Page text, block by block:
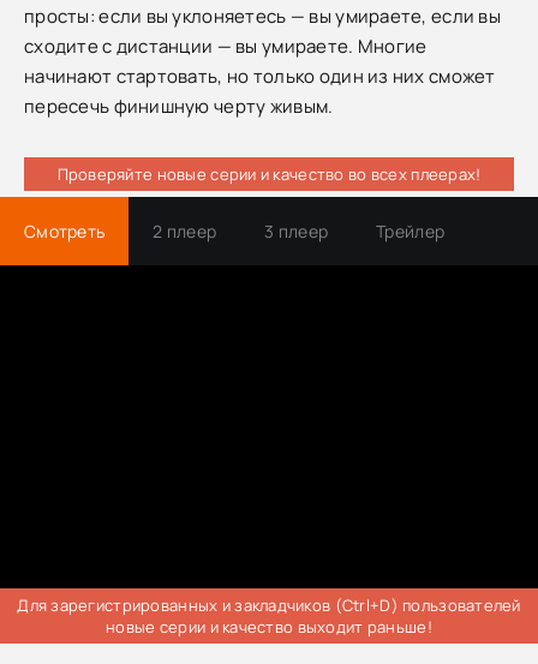
просты: если вы уклоняетесь — вы умираете, если вы
сходите с дистанции — вы умираете. Многие
начинают стартовать, но только один из них сможет
пересечь финишную черту живым.
Проверяйте новые серии и качество во всех плеерах!
Смотреть 2 плеер 3 плеер Трейлер
Для зарегистрированных и закладчиков (Ctrl+D) пользователей
новые серии и качество выходит раньше!